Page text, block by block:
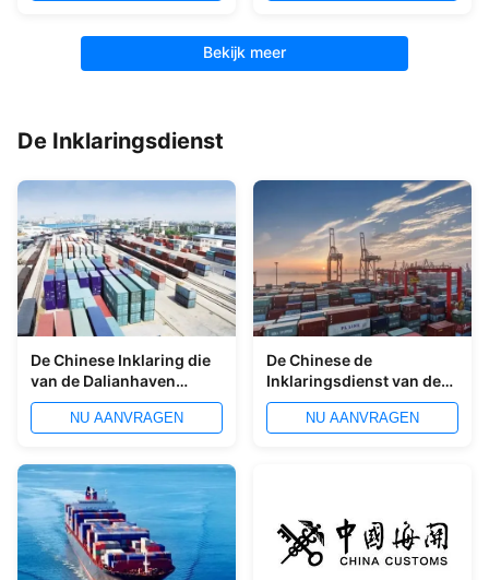
Bekijk meer
De Inklaringsdienst
De Chinese Inklaring die
van de Dalianhaven
Paperless
Ondertekenende
NU AANVRAGEN
De Chinese de
Inklaringsdienst van de
Ningbohaven voor LCL-
de Agent van de de
NU AANVRAGEN